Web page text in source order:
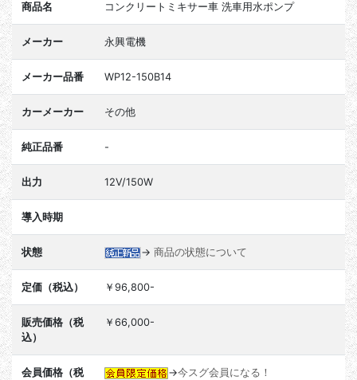
商品名 コンクリートミキサー車 洗車用水ポンプ
メーカー 永興電機
メーカー品番 WP12-150B14
カーメーカー その他
純正品番 -
出力 12V/150W
導入時期
状態 → 商品の状態について
定価（税込） ￥96,800-
販売価格（税
込）
￥66,000-
会員価格（税 →今スグ会員になる！